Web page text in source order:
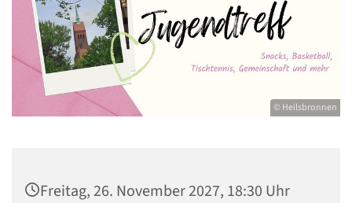
© Heilsbronnen
Freitag, 26. November 2027, 18:30 Uhr